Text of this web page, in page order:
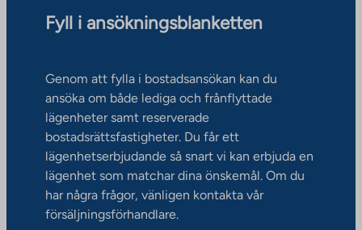
Fyll i ansökningsblanketten
Genom att fylla i bostadsansökan kan du
ansöka om både lediga och frånflyttade
lägenheter samt reserverade
bostadsrättsfastigheter. Du får ett
lägenhetserbjudande så snart vi kan erbjuda en
lägenhet som matchar dina önskemål. Om du
har några frågor, vänligen kontakta vår
försäljningsförhandlare.